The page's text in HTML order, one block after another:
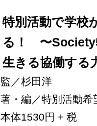
特別活動で学校
る！ 〜
生きる協働する
監／杉田洋
著・編／特別活動希
本体1530円 + 税